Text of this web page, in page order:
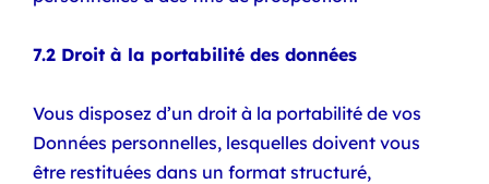
7.2 Droit à la portabilité des données
Vous disposez d’un droit à la portabilité de vos
Données personnelles, lesquelles doivent vous
être restituées dans un format structuré,